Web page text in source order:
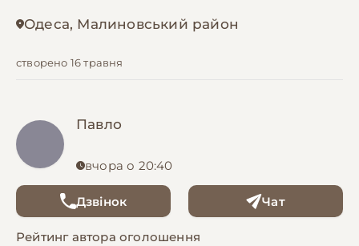
Одеса, Малиновський район
створено 16 травня
Павло
вчора о 20:40
Дзвінок Чат
Рейтинг автора оголошення